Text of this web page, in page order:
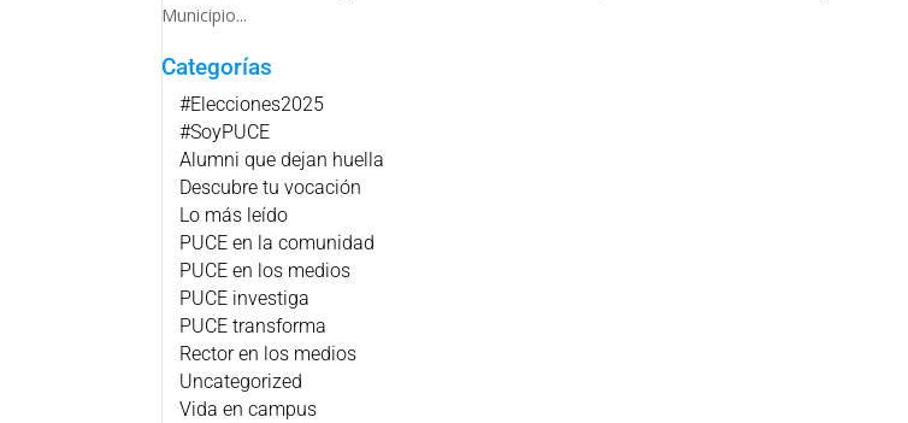
Municipio...
Categorías
#Elecciones2025
#SoyPUCE
Alumni que dejan huella
Descubre tu vocación
Lo más leído
PUCE en la comunidad
PUCE en los medios
PUCE investiga
PUCE transforma
Rector en los medios
Uncategorized
Vida en campus